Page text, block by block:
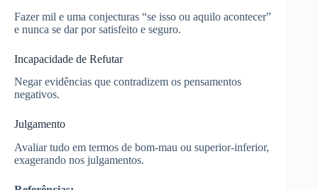
Fazer mil e uma conjecturas “se isso ou aquilo acontecer”
e nunca se dar por satisfeito e seguro.
Incapacidade de Refutar
Negar evidências que contradizem os pensamentos
negativos.
Julgamento
Avaliar tudo em termos de bom-mau ou superior-inferior,
exagerando nos julgamentos.